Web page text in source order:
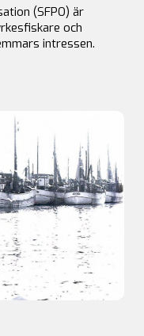
(SFPO) är
och
intressen.